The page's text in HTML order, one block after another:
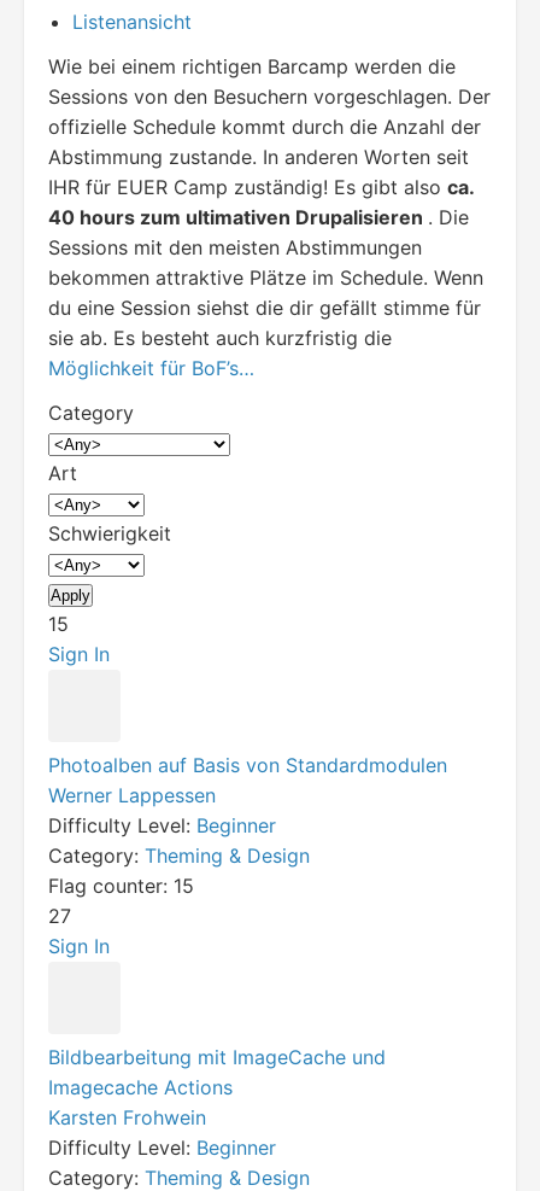
Listenansicht
Wie bei einem richtigen Barcamp werden die
Sessions von den Besuchern vorgeschlagen. Der
offizielle Schedule kommt durch die Anzahl der
Abstimmung zustande. In anderen Worten seit
IHR für EUER Camp zuständig! Es gibt also ca.
40 hours zum ultimativen Drupalisieren . Die
Sessions mit den meisten Abstimmungen
bekommen attraktive Plätze im Schedule. Wenn
du eine Session siehst die dir gefällt stimme für
sie ab. Es besteht auch kurzfristig die
Möglichkeit für BoF’s…
Category
Art
Schwierigkeit
15
Sign In
Photoalben auf Basis von Standardmodulen
Werner Lappessen
Difficulty Level: Beginner
Category: Theming & Design
Flag counter: 15
27
Sign In
Bildbearbeitung mit ImageCache und
Imagecache Actions
Karsten Frohwein
Difficulty Level: Beginner
Category: Theming & Design